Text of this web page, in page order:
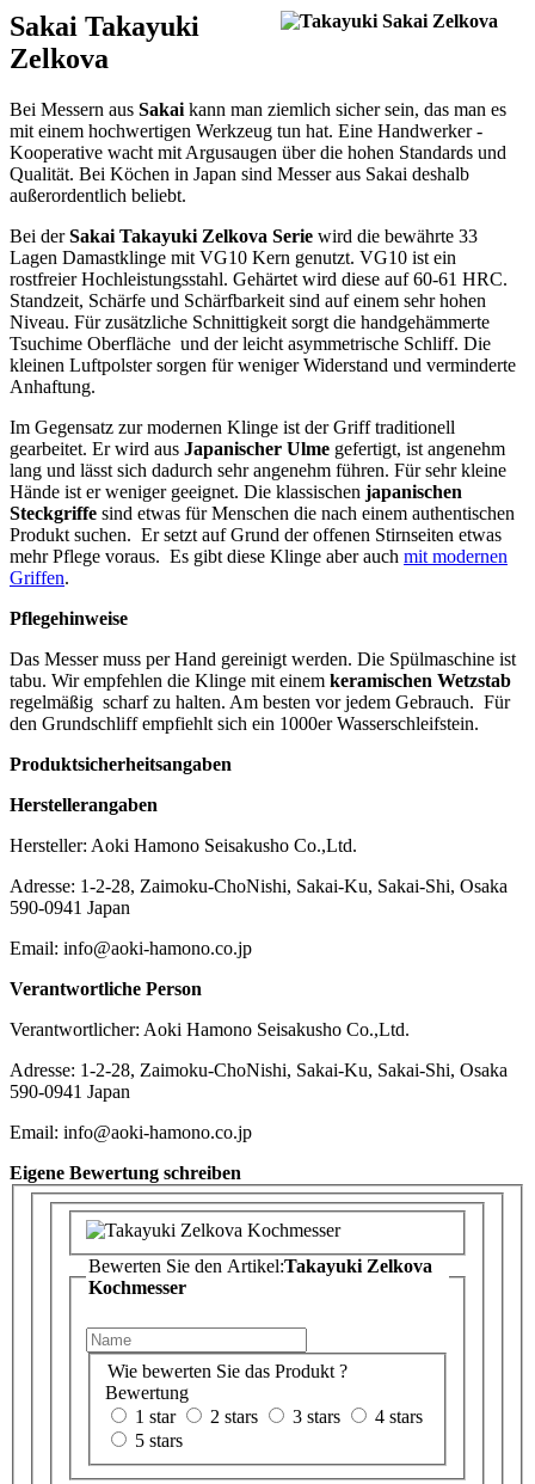
Sakai Takayuki
Zelkova
Bei Messern aus Sakai kann man ziemlich sicher sein, das man es
mit einem hochwertigen Werkzeug tun hat. Eine Handwerker -
Kooperative wacht mit Argusaugen über die hohen Standards und
Qualität. Bei Köchen in Japan sind Messer aus Sakai deshalb
außerordentlich beliebt.
Bei derSakai Takayuki Zelkova Serie wird die bewährte 33
Lagen Damastklinge mit VG10 Kern genutzt. VG10 ist ein
rostfreier Hochleistungsstahl. Gehärtet wird diese auf 60-61 HRC.
Standzeit, Schärfe und Schärfbarkeit sind auf einem sehr hohen
Niveau. Für zusätzliche Schnittigkeit sorgt die handgehämmerte
Tsuchime Oberfläche und der leicht asymmetrische Schliff. Die
kleinen Luftpolster sorgen für weniger Widerstand und verminderte
Anhaftung.
Im Gegensatz zur modernen Klinge ist der Griff traditionell
gearbeitet. Er wird aus Japanischer Ulme gefertigt, ist angenehm
lang und lässt sich dadurch sehr angenehm führen. Für sehr kleine
Hände ist er weniger geeignet. Die klassischen japanischen
Steckgriffe sind etwas für Menschen die nach einem authentischen
Produkt suchen. Er setzt auf Grund der offenen Stirnseiten etwas
mehr Pflege voraus. Es gibt diese Klinge aber auch mit modernen
Griffen.
Pflegehinweise
Das Messer muss per Hand gereinigt werden. Die Spülmaschine ist
tabu. Wir empfehlen die Klinge mit einem keramischen Wetzstab
regelmäßig scharf zu halten. Am besten vor jedem Gebrauch. Für
den Grundschliff empfiehlt sich ein 1000er Wasserschleifstein.
Produktsicherheitsangaben
Herstellerangaben
Hersteller: Aoki Hamono Seisakusho Co.,Ltd.
Adresse: 1-2-28, Zaimoku-ChoNishi, Sakai-Ku, Sakai-Shi, Osaka
590-0941 Japan
Email: info@aoki-hamono.co.jp
Verantwortliche Person
Verantwortlicher: Aoki Hamono Seisakusho Co.,Ltd.
Adresse: 1-2-28, Zaimoku-ChoNishi, Sakai-Ku, Sakai-Shi, Osaka
590-0941 Japan
Email: info@aoki-hamono.co.jp
Eigene Bewertung schreiben
Bewerten Sie den Artikel:Takayuki Zelkova
Kochmesser
Wie bewerten Sie das Produkt ?
Bewertung
1 star
2 stars 3 stars
4 stars
5 stars